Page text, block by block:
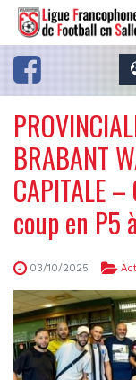
BRABANT
CAPITALE
coup en P5
03/10/2025